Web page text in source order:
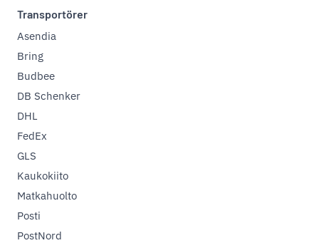
Transportörer
Asendia
Bring
Budbee
DB Schenker
DHL
FedEx
GLS
Kaukokiito
Matkahuolto
Posti
PostNord